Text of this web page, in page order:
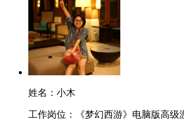
姓名： 小木
工作岗位： 《梦幻西游》电脑版高级